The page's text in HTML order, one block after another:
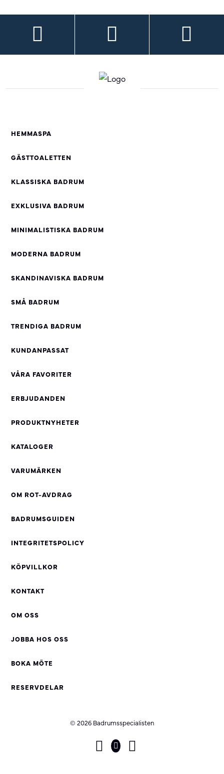
HEMMASPA
GÄSTTOALETTEN
KLASSISKA BADRUM
EXKLUSIVA BADRUM
MINIMALISTISKA BADRUM
MODERNA BADRUM
SKANDINAVISKA BADRUM
SMÅ BADRUM
TRENDIGA BADRUM
KUNDANPASSAT
VÅRA FAVORITER
ERBJUDANDEN
PRODUKTNYHETER
KATALOGER
VARUMÄRKEN
OM ROT-AVDRAG
BADRUMSGUIDEN
INTEGRITETSPOLICY
KÖPVILLKOR
KONTAKT
OM OSS
JOBBA HOS OSS
BOKA MÖTE
RESERVDELAR
© 2026 Badrumsspecialisten